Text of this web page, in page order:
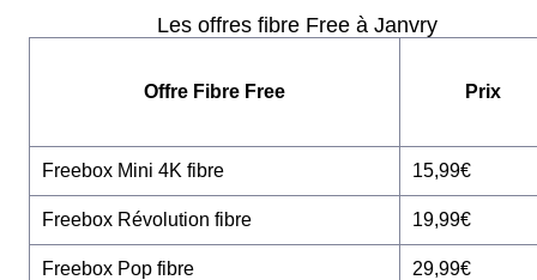
Les offres fibre Free à Janvry
Offre Fibre Free Prix
Freebox Mini 4K fibre 15,99€
Freebox Révolution fibre 19,99€
Freebox Pop fibre 29,99€